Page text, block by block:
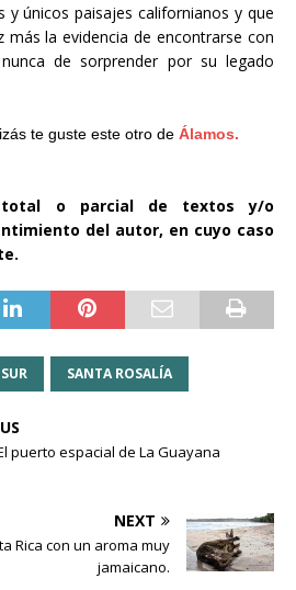
únicos paisajes californianos y que
más la evidencia de encontrarse con
de sorprender por su legado
te guste este otro de Álamos.
total o parcial de textos y/o
del autor, en cuyo caso
SANTA ROSALÍA
puerto espacial de La Guayana
NEXT
Rica con un aroma muy
jamaicano.